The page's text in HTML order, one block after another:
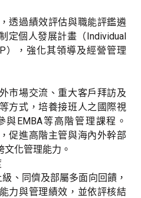
透過績效評估與職能評鑑遴
定個人發展計畫（Individual
），強化其領導及經營管理
市場交流、重大客戶拜訪及
方式，培養接班人之國際視
與EMBA等高階管理課程。
促進高階主管與海內外幹部
化管理能力。
、同儕及部屬多面向回饋，
力與管理績效，並依評核結